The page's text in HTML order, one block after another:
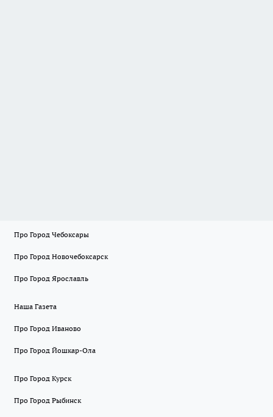
Про Город Чебоксары
Про Город Новочебоксарск
Про Город Ярославль
Наша Газета
Про Город Иваново
Про Город Йошкар-Ола
Про Город Курск
Про Город Рыбинск